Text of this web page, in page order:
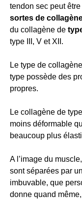
tendon sec peut
sortes de
du collagène de
type III, V et XII.
Le type de
type possède des
propres.
Le collagène de
moins déformable
beaucoup plus
A l’image du
sont séparées par
imbuvable, que
donne quand